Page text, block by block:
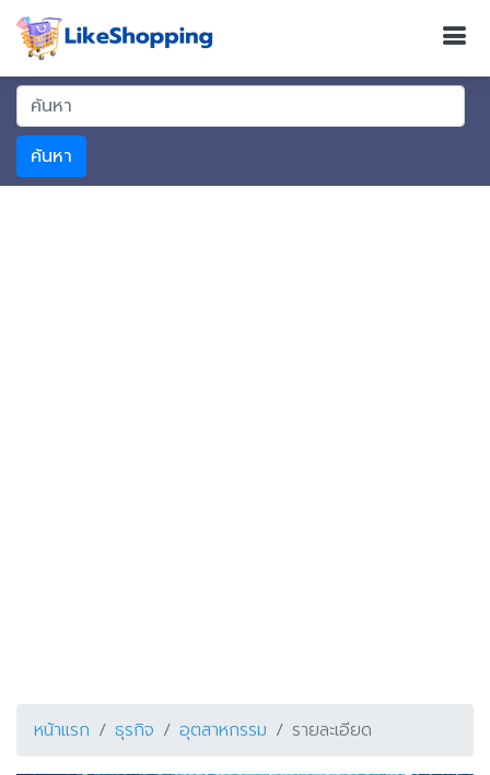
ค้นหา
หน้าแรก ธุรกิจ อุตสาหกรรม รายละเอียด